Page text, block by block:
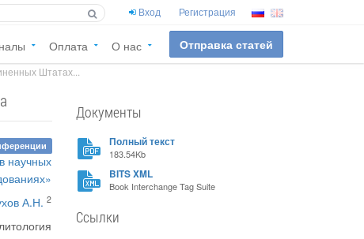
Вход Регистрация
Оплата О нас Отправка статей
Штатах...
научных
А.Н. 2
Документы
Полный текст
183.54Kb
BITS XML
Book Interchange Tag Suite
Ссылки